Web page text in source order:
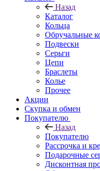
Назад
Каталог
Кольца
Обручальные
Подвески
Серьги
Цепи
Браслеты
Колье
Прочее
Акции
Скупка и обмен
Покупателю
Назад
Покупателю
Рассрочка и
Подарочные
Дисконтная